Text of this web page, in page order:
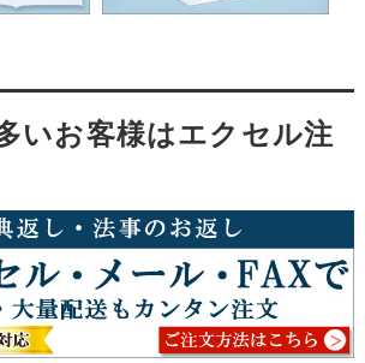
いお客様はエクセル注